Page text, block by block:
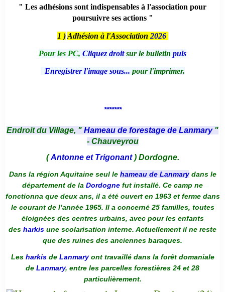
" Les adhésions sont indispensables à l'association pour
poursuivre ses actions "
1 ) Adhésion à l'Association 2026
Pour les PC, Cliquez droitsur le bulletin puis
Enregistrer l'image sous... pour l'imprimer.
*******
Endroit du Village, " Hameau de forestage de Lanmary "
- Chauveyrou
(Antonne et Trigonant) Dordogne.
Dans la région Aquitaine seul le hameau de Lanmarydans le
département de la Dordogne fut installé. Ce camp ne
fonctionna que deux ans, il a été ouvert en 1963 et ferme dans
le courant de l’année 1965. Il a concerné 25 familles, toutes
éloignées des centres urbains, avec pour les enfants
des harkis une scolarisation interne. Actuellement il ne reste
que des ruines des anciennes baraques.
Les harkis de Lanmaryont travaillé dans la forêt domaniale
de Lanmary, entre les parcelles forestières 24 et 28
particulièrement.